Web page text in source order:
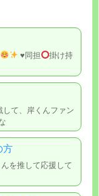
♥️同担
掛け持
て、岸くんファン
方
を推して応援して